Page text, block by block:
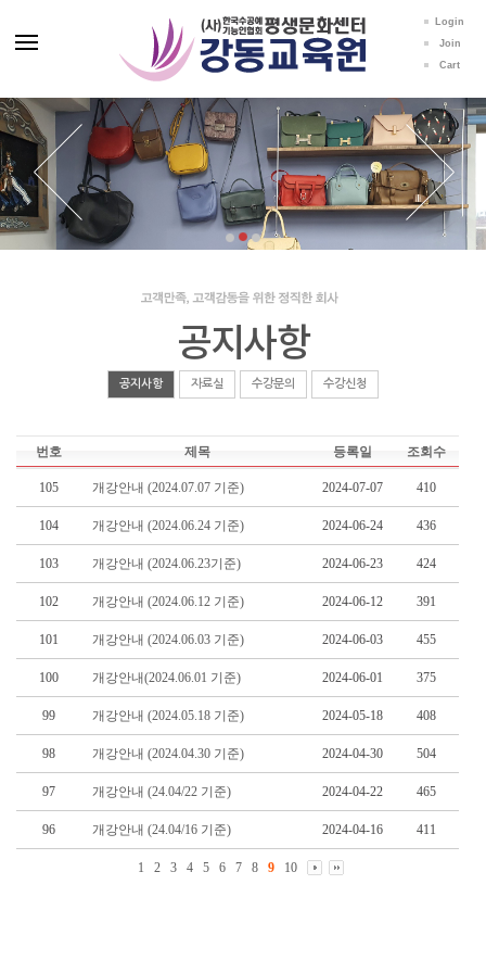
Login
Join
Cart
공지사항
공지사항 자료실 수강문의 수강신청
번호 제목 등록일 조회수
105 개강안내 (2024.07.07 기준) 2024-07-07 410
104 개강안내 (2024.06.24 기준) 2024-06-24 436
103 개강안내 (2024.06.23기준) 2024-06-23 424
102 개강안내 (2024.06.12 기준) 2024-06-12 391
101 개강안내 (2024.06.03 기준) 2024-06-03 455
100 개강안내(2024.06.01 기준) 2024-06-01 375
99 개강안내 (2024.05.18 기준) 2024-05-18 408
98 개강안내 (2024.04.30 기준) 2024-04-30 504
97 개강안내 (24.04/22 기준) 2024-04-22 465
96 개강안내 (24.04/16 기준) 2024-04-16 411
1 2 3 4 5 6 7 8 9 10